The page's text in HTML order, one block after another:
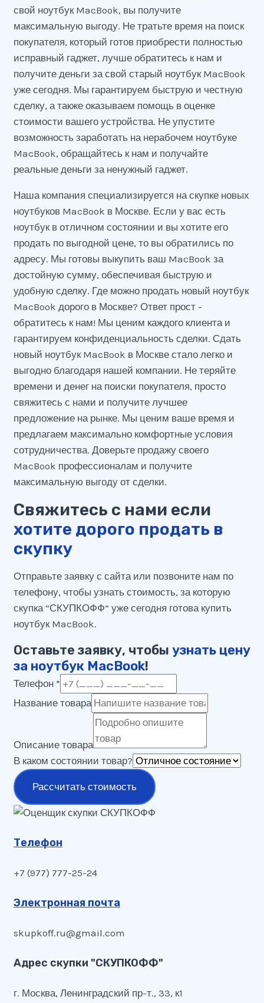
свой ноутбук MacBook, вы получите
максимальную выгоду. Не тратьте время на поиск
покупателя, который готов приобрести полностью
исправный гаджет, лучше обратитесь к нам и
получите деньги за свой старый ноутбук MacBook
уже сегодня. Мы гарантируем быструю и честную
сделку, а также оказываем помощь в оценке
стоимости вашего устройства. Не упустите
возможность заработать на нерабочем ноутбуке
MacBook, обращайтесь к нам и получайте
реальные деньги за ненужный гаджет.
Наша компания специализируется на скупке новых
ноутбуков MacBook в Москве. Если у вас есть
ноутбук в отличном состоянии и вы хотите его
продать по выгодной цене, то вы обратились по
адресу. Мы готовы выкупить ваш MacBook за
достойную сумму, обеспечивая быструю и
удобную сделку. Где можно продать новый ноутбук
MacBook дорого в Москве? Ответ прост -
обратитесь к нам! Мы ценим каждого клиента и
гарантируем конфиденциальность сделки. Сдать
новый ноутбук MacBook в Москве стало легко и
выгодно благодаря нашей компании. Не теряйте
времени и денег на поиски покупателя, просто
свяжитесь с нами и получите лучшее
предложение на рынке. Мы ценим ваше время и
предлагаем максимально комфортные условия
сотрудничества. Доверьте продажу своего
MacBook профессионалам и получите
максимальную выгоду от сделки.
Свяжитесь с нами если
хотите дорого продать в
скупку
Отправьте заявку с сайта или позвоните нам по
телефону, чтобы узнать стоимость, за которую
скупка “СКУПКОФФ” уже сегодня готова купить
ноутбук MacBook.
Оставьте заявку, чтобы узнать цену
за ноутбук MacBook!
Телефон *
Название товара
Описание товара
В каком состоянии товар?
Рассчитать стоимость
Телефон
+7 (977) 777-25-24
Электронная почта
skupkoff.ru@gmail.com
Адрес скупки "СКУПКОФФ"
г. Москва, Ленинградский пр-т., 33, к1